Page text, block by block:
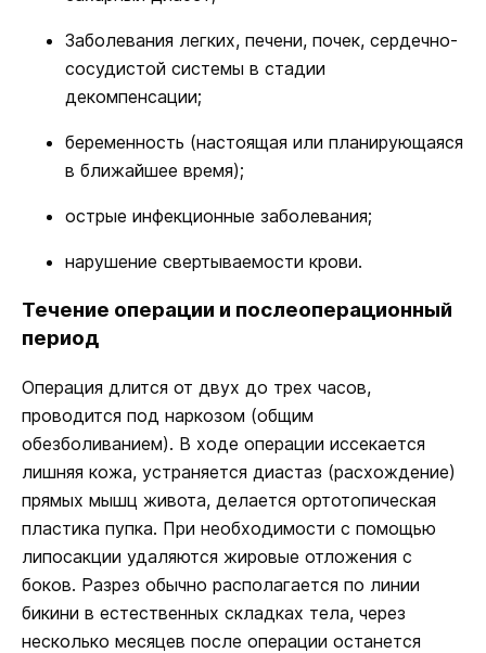
Заболевания легких, печени, почек, сердечно-
сосудистой системы в стадии
декомпенсации;
беременность (настоящая или планирующаяся
в ближайшее время);
острые инфекционные заболевания;
нарушение свертываемости крови.
Течение операции и послеоперационный
период
Операция длится от двух до трех часов,
проводится под наркозом (общим
обезболиванием). В ходе операции иссекается
лишняя кожа, устраняется диастаз (расхождение)
прямых мышц живота, делается ортотопическая
пластика пупка. При необходимости с помощью
липосакции удаляются жировые отложения с
боков. Разрез обычно располагается по линии
бикини в естественных складках тела, через
несколько месяцев после операции останется